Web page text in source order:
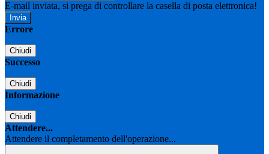
E-mail inviata, si prega di controllare la casella di posta elettronica!
Errore
Chiudi
Successo
Chiudi
Informazione
Chiudi
Attendere...
Attendere il completamento dell'operazione...